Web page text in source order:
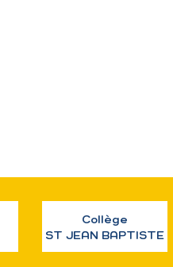
Collège
ST JEAN BAPTISTE